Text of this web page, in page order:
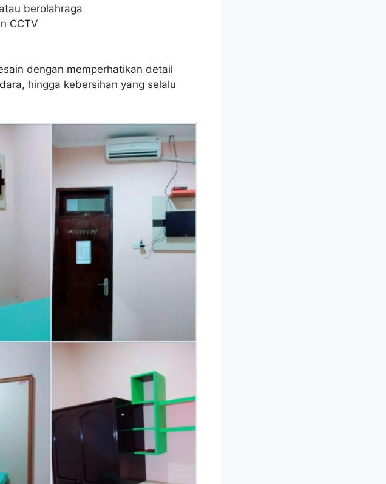
berolahraga
CCTV
dengan memperhatikan detail
hingga kebersihan yang selalu